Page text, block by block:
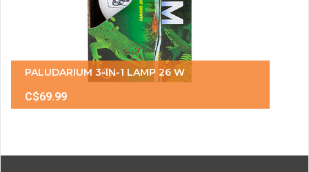
PALUDARIUM 3-IN-1 LAMP 26 W
C$69.99